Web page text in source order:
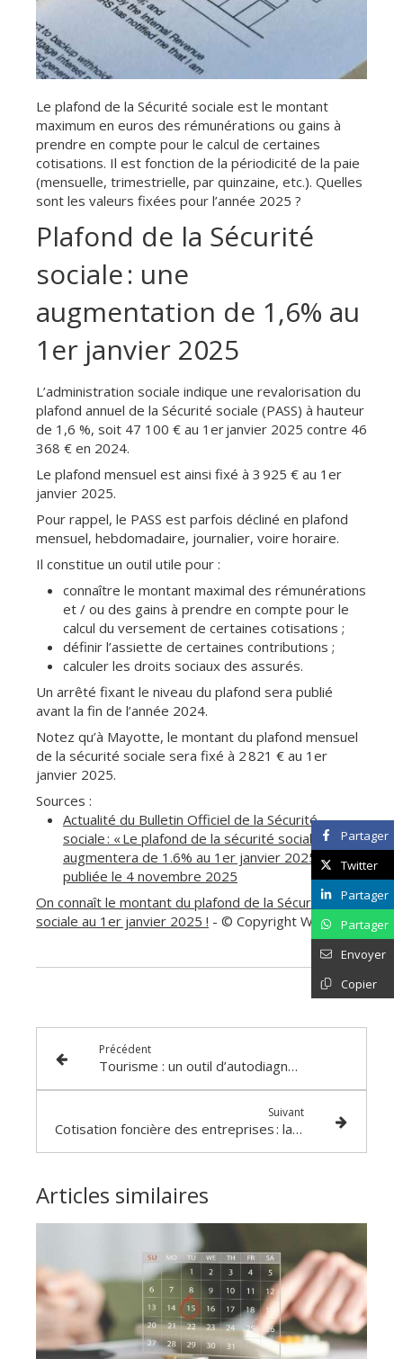
Le plafond de la Sécurité sociale est le montant
maximum en euros des rémunérations ou gains à
prendre en compte pour le calcul de certaines
cotisations. Il est fonction de la périodicité de la paie
(mensuelle, trimestrielle, par quinzaine, etc.). Quelles
sont les valeurs fixées pour l’année 2025 ?
Plafond de la Sécurité
sociale : une
augmentation de 1,6% au
1er janvier 2025
L’administration sociale indique une revalorisation du
plafond annuel de la Sécurité sociale (PASS) à hauteur
de 1,6 %, soit 47 100 € au 1er janvier 2025 contre 46
368 € en 2024.
Le plafond mensuel est ainsi fixé à 3 925 € au 1er
janvier 2025.
Pour rappel, le PASS est parfois décliné en plafond
mensuel, hebdomadaire, journalier, voire horaire.
Il constitue un outil utile pour :
connaître le montant maximal des rémunérations
et / ou des gains à prendre en compte pour le
calcul du versement de certaines cotisations ;
définir l’assiette de certaines contributions ;
calculer les droits sociaux des assurés.
Un arrêté fixant le niveau du plafond sera publié
avant la fin de l’année 2024.
Notez qu’à Mayotte, le montant du plafond mensuel
de la sécurité sociale sera fixé à 2 821 € au 1er
janvier 2025.
Sources :
Actualité du Bulletin Officiel de la Sécurité
sociale : « Le plafond de la sécurité sociale
augmentera de 1.6% au 1er janvier 2025 »,
publiée le 4 novembre 2025
On connaît le montant du plafond de la Sécurité
sociale au 1er janvier 2025 ! - © Copyright WebLex
Précédent
Tourisme : un outil d’autodiagnostic pour une activité durable
Suivant
Cotisation foncière des entreprises : la nature de l’activité, ça compte !
Articles similaires
Partager
Twitter
Partager
Partager
Envoyer
Copier